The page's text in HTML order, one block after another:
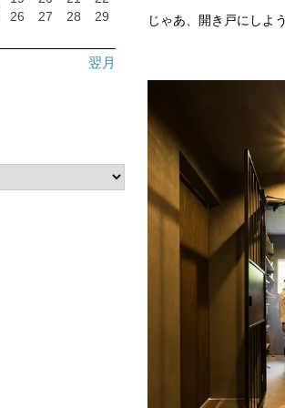
じゃあ、開き戸にしよ
26 27 28
29
翌月